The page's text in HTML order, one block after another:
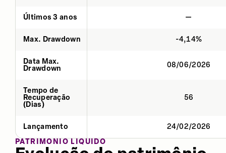
Últimos 3 anos —
Max. Drawdown -4,14%
Data Max.
Drawdown
08/06/2026
Tempo de
Recuperação
(Dias)
56
Lançamento
24/02/2026
PATRIMÔNIO LÍQUIDO